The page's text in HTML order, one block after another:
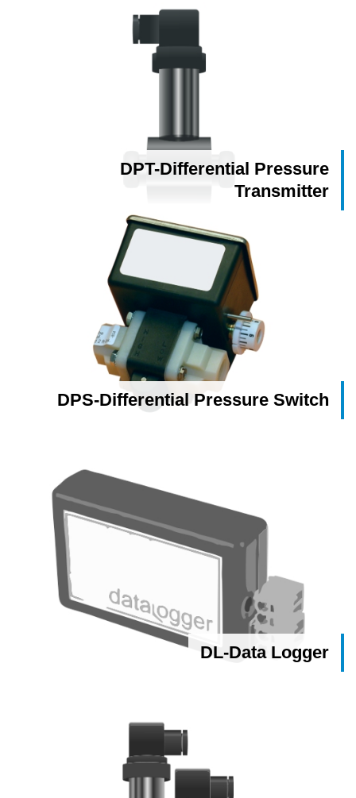
DPT-Differential Pressure
Transmitter
DPS-Differential Pressure Switch
DL-Data Logger